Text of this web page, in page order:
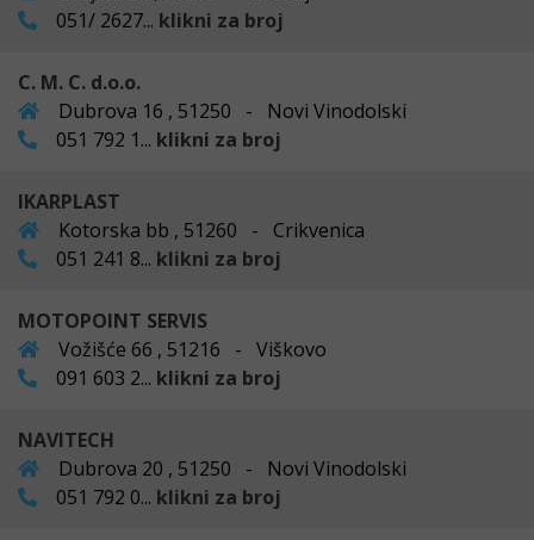
051/ 2627... klikni za broj
C. M. C. d.o.o.
Dubrova 16 , 51250 - Novi Vinodolski
051 792 1... klikni za broj
IKARPLAST
Kotorska bb , 51260 - Crikvenica
051 241 8... klikni za broj
MOTOPOINT SERVIS
Vožišće 66 , 51216 - Viškovo
091 603 2... klikni za broj
NAVITECH
Dubrova 20 , 51250 - Novi Vinodolski
051 792 0... klikni za broj